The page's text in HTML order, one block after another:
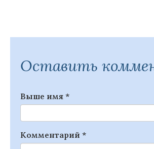
Оставить
Выше имя *
Комментарий *